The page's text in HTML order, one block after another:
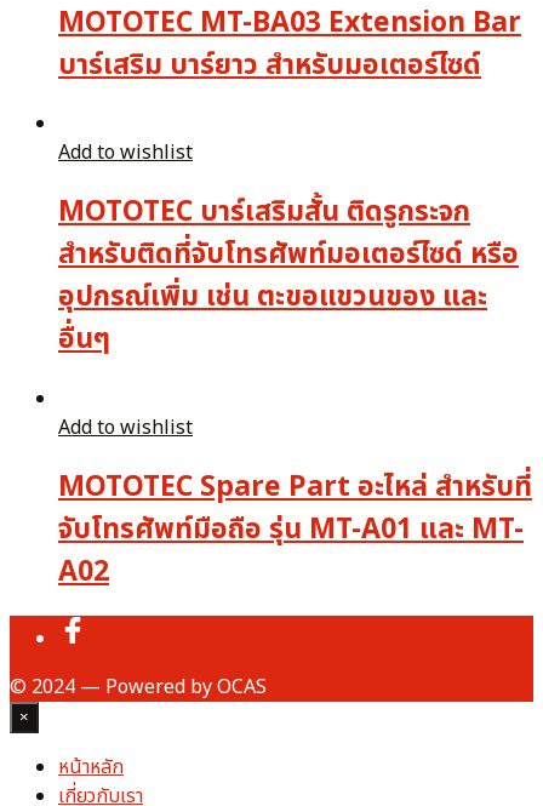
MOTOTEC MT-BA03 Extension Bar
บาร์เสริม บาร์ยาว สำหรับมอเตอร์ไซด์
Add to wishlist
MOTOTEC บาร์เสริมสั้น ติดรูกระจก
สำหรับติดที่จับโทรศัพท์มอเตอร์ไซด์ หรือ
อุปกรณ์เพิ่ม เช่น ตะขอแขวนของ และ
อื่นๆ
Add to wishlist
MOTOTEC Spare Part อะไหล่ สำหรับที่
จับโทรศัพท์มือถือ รุ่น MT-A01 และ MT-
A02
© 2024 — Powered by OCAS
×
หน้าหลัก
เกี่ยวกับเรา